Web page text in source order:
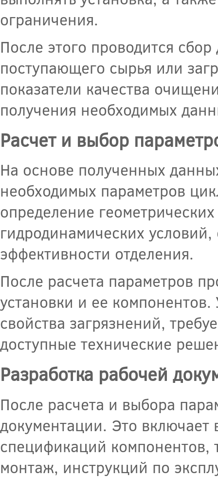
ограничения.
После этого проводится
поступающего сырья или
показатели качества
получения необходимых
Расчет и выбор
На основе полученных
необходимых параметров
определение
гидродинамических
эффективности отделения.
После расчета параметров
установки и ее
свойства загрязнений,
доступные технические
Разработка рабочей
После расчета и выбора
документации. Это включает
спецификаций компонентов,
монтаж, инструкций по